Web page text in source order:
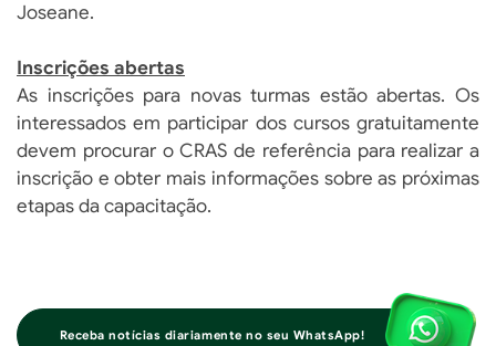
Joseane.
Inscrições abertas
As inscrições para novas turmas estão abertas. Os
interessados em participar dos cursos gratuitamente
devem procurar o CRAS de referência para realizar a
inscrição e obter mais informações sobre as próximas
etapas da capacitação.
Receba notícias diariamente no seu WhatsApp!